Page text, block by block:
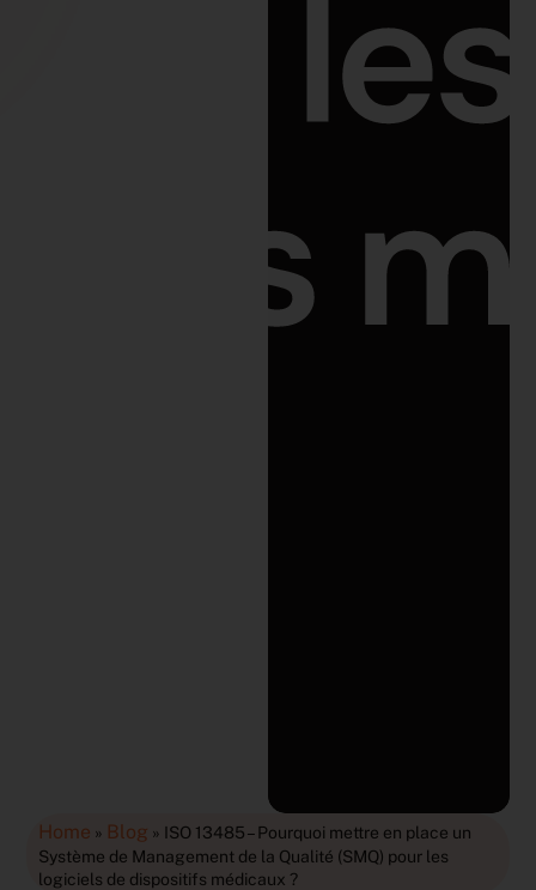
Home » Blog » ISO 13485 – Pourquoi mettre en place un
Système de Management de la Qualité (SMQ) pour les
logiciels de dispositifs médicaux ?